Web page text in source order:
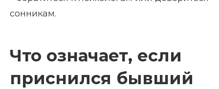
сонникам.
Что означает, если
приснился бывший